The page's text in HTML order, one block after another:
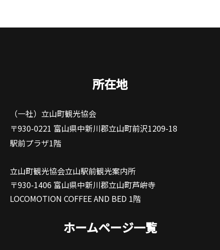
所在地
（一社）立山町観光協会
〒930-0221 富山県中新川郡立山町前沢1209-18
駅前プラザ1階
立山町観光協会立山駅前観光案内所
〒930-1406 富山県中新川郡立山町芦峅寺
LOCOMOTION COFFEE AND BED 1階
ホームページ一覧